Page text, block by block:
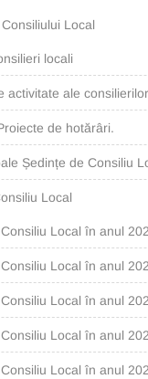
Local
locali
activitate ale
de hotărâri.
Ședințe de Consiliu
Local
Local în anul
Local în anul
Local în anul
Local în anul
Local în anul